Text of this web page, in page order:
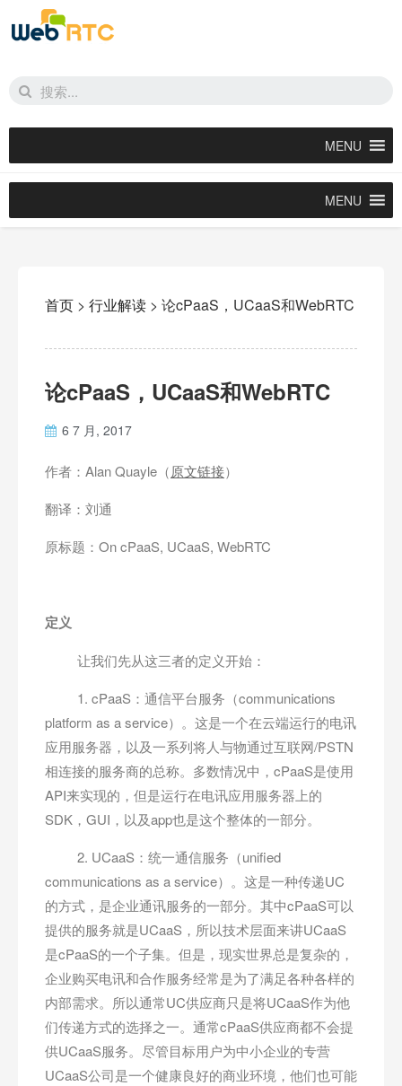
MENU
MENU
首页 > 行业解读 > 论cPaaS，UCaaS和WebRTC
论cPaaS，UCaaS和WebRTC
6 7 月, 2017
作者：Alan Quayle（原文链接）
翻译：刘通
原标题：On cPaaS, UCaaS, WebRTC
定义
让我们先从这三者的定义开始：
1. cPaaS：通信平台服务（communications
platform as a service）。这是一个在云端运行的电讯
应用服务器，以及一系列将人与物通过互联网/PSTN
相连接的服务商的总称。多数情况中，cPaaS是使用
API来实现的，但是运行在电讯应用服务器上的
SDK，GUI，以及app也是这个整体的一部分。
2. UCaaS：统一通信服务（unified
communications as a service）。这是一种传递UC
的方式，是企业通讯服务的一部分。其中cPaaS可以
提供的服务就是UCaaS，所以技术层面来讲UCaaS
是cPaaS的一个子集。但是，现实世界总是复杂的，
企业购买电讯和合作服务经常是为了满足各种各样的
内部需求。所以通常UC供应商只是将UCaaS作为他
们传递方式的选择之一。通常cPaaS供应商都不会提
供UCaaS服务。尽管目标用户为中小企业的专营
UCaaS公司是一个健康良好的商业环境，他们也可能